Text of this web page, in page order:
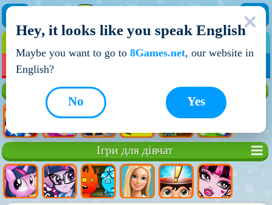
НОВІ ІГРИ
Ігри для дівчат
Hey, it looks like you speak English
Maybe you want to go to 8Games.net, our website in
English?
Yes
No